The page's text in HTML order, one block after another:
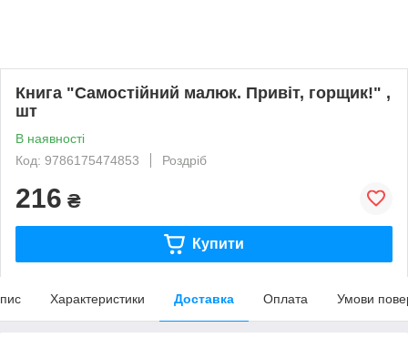
Книга "Самостійний малюк. Привіт, горщик!" ,
шт
В наявності
Код: 9786175474853
Роздріб
216 ₴
Купити
Характеристики Доставка Оплата Умови